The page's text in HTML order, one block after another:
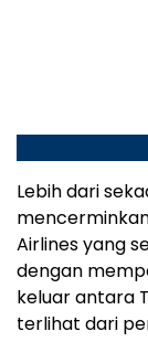
Lebih dari
Airlines yang
dengan
keluar antara
terlihat dari